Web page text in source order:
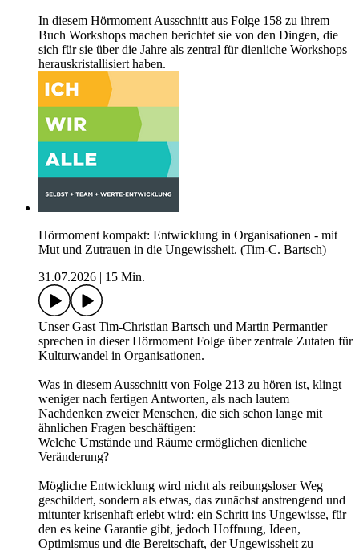
In diesem Hörmoment Ausschnitt aus Folge 158 zu ihrem
Buch Workshops machen berichtet sie von den Dingen, die
sich für sie über die Jahre als zentral für dienliche Workshops
herauskristallisiert haben.
Hörmoment kompakt: Entwicklung in Organisationen - mit
Mut und Zutrauen in die Ungewissheit. (Tim-C. Bartsch)
31.07.2026
15 Min.
Unser Gast Tim-Christian Bartsch und Martin Permantier
sprechen in dieser Hörmoment Folge über zentrale Zutaten für
Kulturwandel in Organisationen.
Was in diesem Ausschnitt von Folge 213 zu hören ist, klingt
weniger nach fertigen Antworten, als nach lautem
Nachdenken zweier Menschen, die sich schon lange mit
ähnlichen Fragen beschäftigen:
Welche Umstände und Räume ermöglichen dienliche
Veränderung?
Mögliche Entwicklung wird nicht als reibungsloser Weg
geschildert, sondern als etwas, das zunächst anstrengend und
mitunter krisenhaft erlebt wird: ein Schritt ins Ungewisse, für
den es keine Garantie gibt, jedoch Hoffnung, Ideen,
Optimismus und die Bereitschaft, der Ungewissheit zu